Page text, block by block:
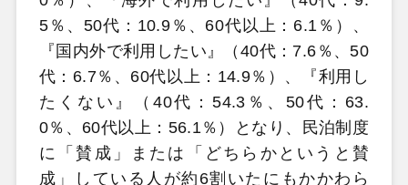
5％、50代：10.9％、60代以上：6.1％）、
『国内外で利用したい』（40代：7.6％、50
代：6.7％、60代以上：14.9％）、『利用し
たくない』（40代：54.3％、50代：63.
0％、60代以上：56.1％）となり、民泊制度
に「賛成」または「どちらかというと賛
成」している人が約6割いたにもかかわら